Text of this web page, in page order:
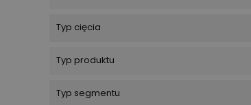
Typ cięcia
Typ produktu
Typ segmentu